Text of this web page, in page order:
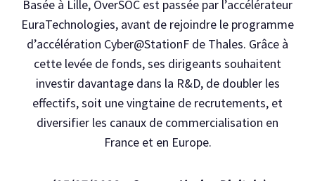
Basée à Lille, OverSOC est passée par l’accélérateur
EuraTechnologies, avant de rejoindre le programme
d’accélération Cyber@StationF de Thales. Grâce à
cette levée de fonds, ses dirigeants souhaitent
investir davantage dans la R&D, de doubler les
effectifs, soit une vingtaine de recrutements, et
diversifier les canaux de commercialisation en
France et en Europe.